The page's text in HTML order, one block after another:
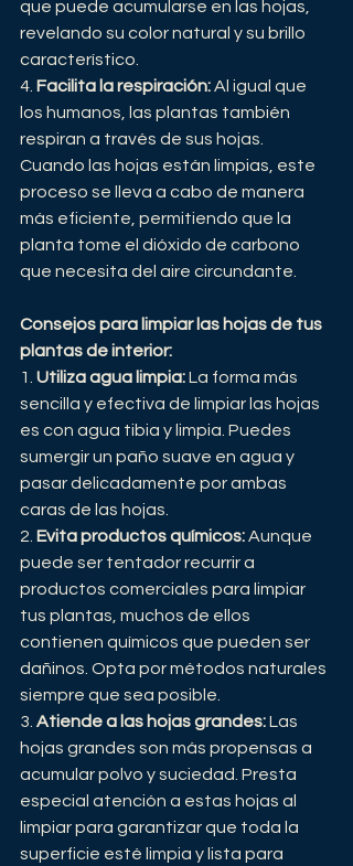
que puede acumularse en las hojas,
revelando su color natural y su brillo
característico.
4. Facilita la respiración: Al igual que
los humanos, las plantas también
respiran a través de sus hojas.
Cuando las hojas están limpias, este
proceso se lleva a cabo de manera
más eficiente, permitiendo que la
planta tome el dióxido de carbono
que necesita del aire circundante.
Consejos para limpiar las hojas de tus
plantas de interior:
1. Utiliza agua limpia: La forma más
sencilla y efectiva de limpiar las hojas
es con agua tibia y limpia. Puedes
sumergir un paño suave en agua y
pasar delicadamente por ambas
caras de las hojas.
2. Evita productos químicos: Aunque
puede ser tentador recurrir a
productos comerciales para limpiar
tus plantas, muchos de ellos
contienen químicos que pueden ser
dañinos. Opta por métodos naturales
siempre que sea posible.
3. Atiende a las hojas grandes: Las
hojas grandes son más propensas a
acumular polvo y suciedad. Presta
especial atención a estas hojas al
limpiar para garantizar que toda la
superficie esté limpia y lista para